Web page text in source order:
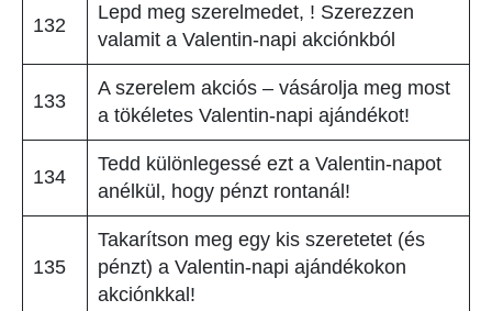
132
Lepd meg szerelmedet, ! Szerezzen
valamit a Valentin-napi akciónkból
133
A szerelem akciós – vásárolja meg most
a tökéletes Valentin-napi ajándékot!
134
Tedd különlegessé ezt a Valentin-napot
anélkül, hogy pénzt rontanál!
135
Takarítson meg egy kis szeretetet (és
pénzt) a Valentin-napi ajándékokon
akciónkkal!